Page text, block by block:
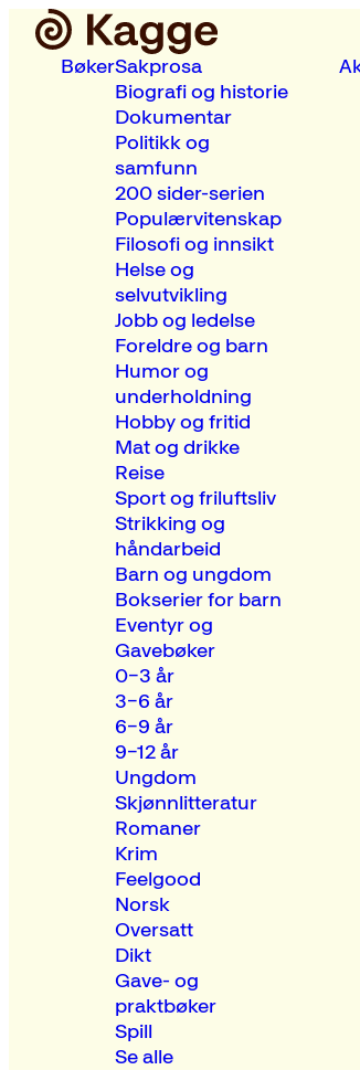
BøkerSakprosa
Biografi og historie
Dokumentar
Politikk og
samfunn
200 sider-serien
Populærvitenskap
Filosofi og innsikt
Helse og
selvutvikling
Jobb og ledelse
Foreldre og barn
Humor og
underholdning
Hobby og fritid
Mat og drikke
Reise
Sport og friluftsliv
Strikking og
håndarbeid
Barn og ungdom
Bokserier for barn
Eventyr og
Gavebøker
0–3 år
3–6 år
6–9 år
9–12 år
Ungdom
Skjønnlitteratur
Romaner
Krim
Feelgood
Norsk
Oversatt
Dikt
Gave- og
praktbøker
Spill
Se alle